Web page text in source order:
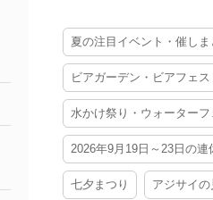
夏の注目イベント・催しま
ビアガーデン・ビアフェス
水かけ祭り・ウォーターフ
2026年9月19日～23日の連
七夕まつり アジサイの